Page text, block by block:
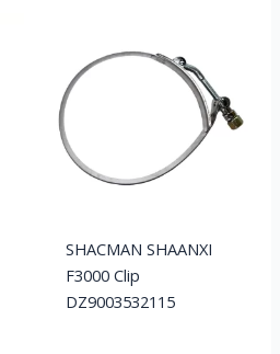
SHACMAN SHAANXI
F3000 Clip
DZ9003532115